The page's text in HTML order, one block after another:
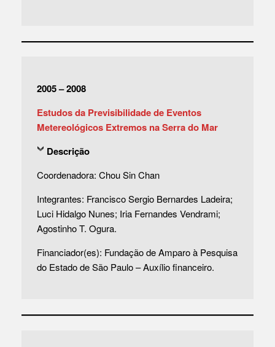
2005 – 2008
Estudos da Previsibilidade de Eventos
Metereológicos Extremos na Serra do Mar
Descrição
Coordenadora: Chou Sin Chan
Integrantes: Francisco Sergio Bernardes Ladeira;
Luci Hidalgo Nunes; Iria Fernandes Vendrami;
Agostinho T. Ogura.
Financiador(es): Fundação de Amparo à Pesquisa
do Estado de São Paulo – Auxílio financeiro.